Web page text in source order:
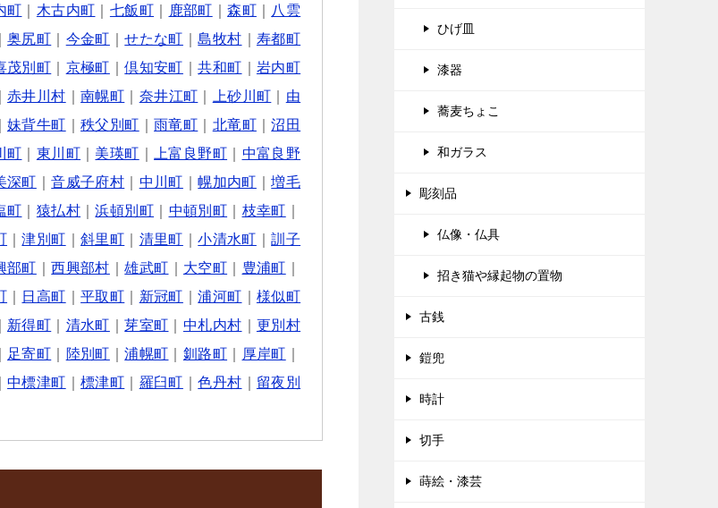
町 木古内町 七飯町 鹿部町 ｜森町｜ 八雲
｜奥尻町 今金町 ｜せたな町 ｜島牧村
寿都町
茂別町 京極町 ｜倶知安町 ｜共和町
岩内町
｜赤井川村 ｜南幌町 奈井江町 上砂川町
由
｜妹背牛町 ｜秩父別町 ｜雨竜町 北竜町｜沼田
町 東川町 美瑛町 上富良野町
中富良野
深町 ｜音威子府村 中川町 ｜幌加内町 ｜増毛
町 猿払村 ｜浜頓別町 中頓別町 枝幸町
｜津別町 ｜斜里町 清里町 ｜小清水町 ｜訓子
部町 ｜西興部村 ｜雄武町 大空町 豊浦町
日高町 ｜平取町 新冠町 ｜浦河町
様似町
新得町 清水町 ｜芽室町 中札内村
更別村
足寄町 陸別町 ｜浦幌町 釧路町 厚岸町
｜中標津町 ｜標津町 羅臼町 ｜色丹村
留夜別
ひげ皿
漆器
蕎麦ちょこ
和ガラス
彫刻品
仏像・仏具
招き猫や縁起物の置物
古銭
鎧兜
時計
切手
蒔絵・漆芸